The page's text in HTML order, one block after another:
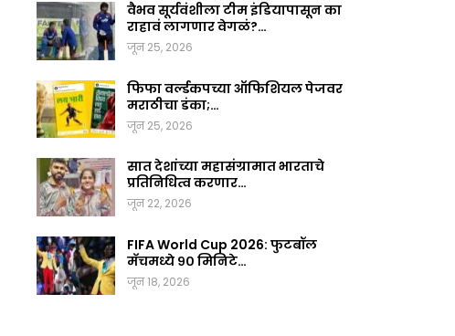
वैभव सूर्यवंशीला टीम इंडियापासून का
राहावं लागणार वेगळं?…
जून 25, 2026
फिफा वर्ल्डकपच्या ऑफिशियल पेजवर
मराठीचा डंका;…
जून 25, 2026
सात देशांच्या महासंग्रामात भारताचे
प्रतिनिधित्व करणार…
जून 22, 2026
FIFA World Cup 2026: फुटबॉल
मॅचमध्ये ९० मिनिटे…
जून 18, 2026